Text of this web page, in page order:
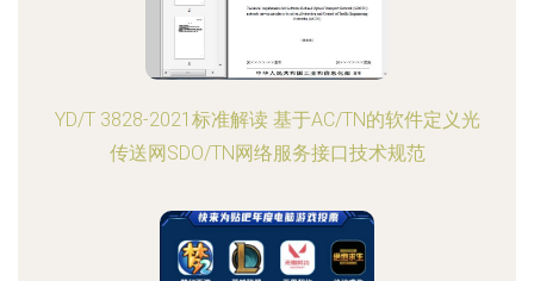
YD/T 3828-2021标准解读 基于AC/TN的软件定义光
传送网SDO/TN网络服务接口技术规范